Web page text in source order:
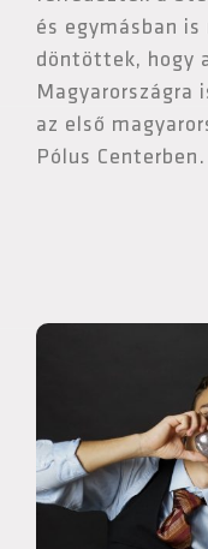
és egymásban
döntöttek, hogy
Magyarországra
az első
Pólus Centerben.